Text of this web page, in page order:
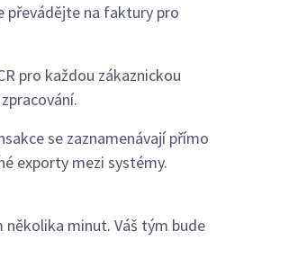
převádějte na faktury pro
pro každou zákaznickou
se zaznamenávají přímo
exporty mezi systémy.
minut. Váš tým bude